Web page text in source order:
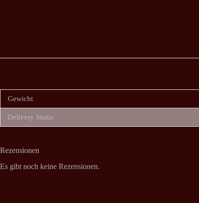
Gewicht
Delivery Status
Rezensionen
Es gibt noch keine Rezensionen.